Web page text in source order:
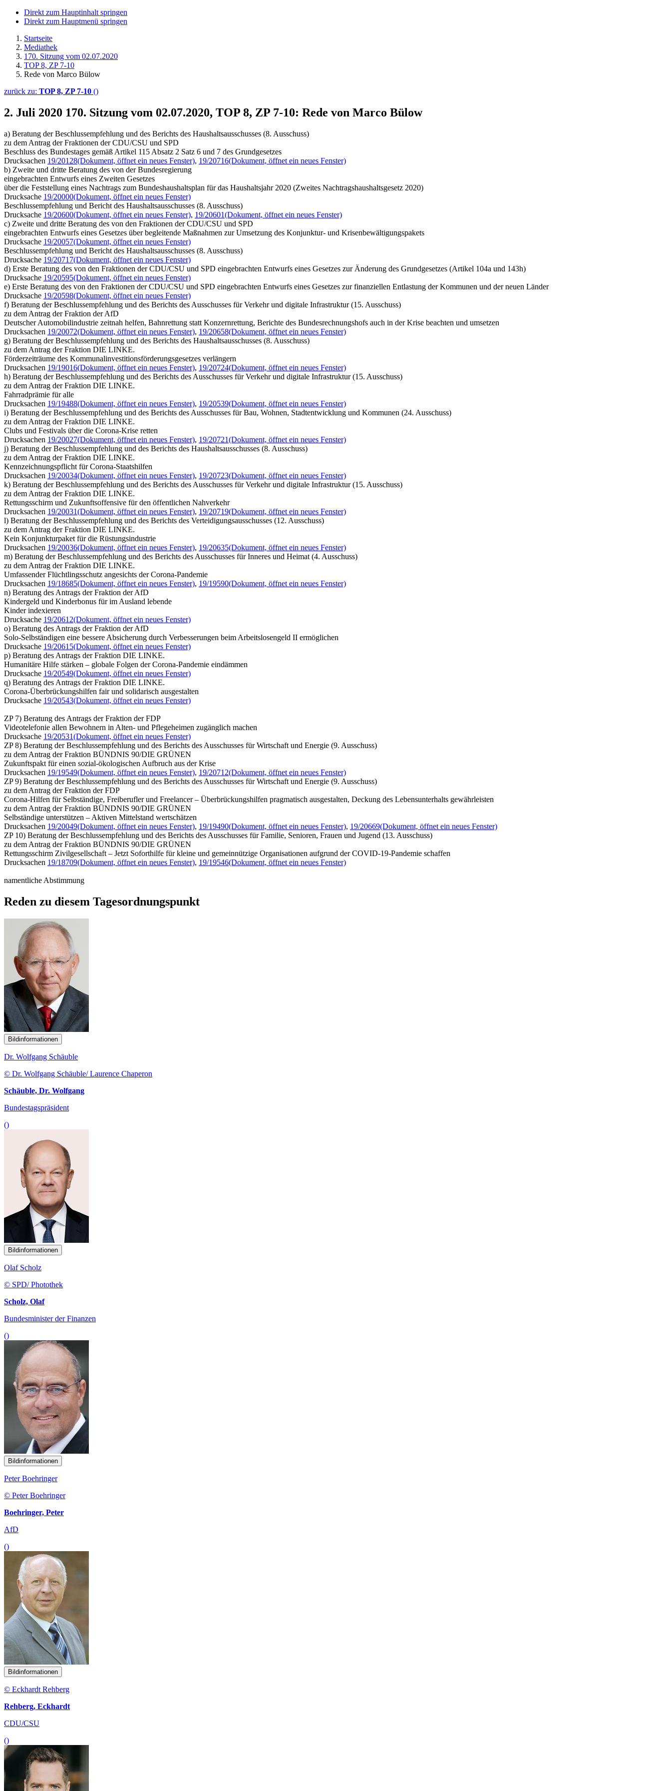
Direkt zum Hauptinhalt springen
Direkt zum Hauptmenü springen
Startseite
Mediathek
170. Sitzung vom 02.07.2020
TOP 8, ZP 7-10
Rede von Marco Bülow
zurück zu: TOP 8, ZP 7-10 ()
2. Juli 2020 170. Sitzung vom 02.07.2020, TOP 8, ZP 7-10: Rede von Marco Bülow
a) Beratung der Beschlussempfehlung und des Berichts des Haushaltsausschusses (8. Ausschuss)
zu dem Antrag der Fraktionen der CDU/CSU und SPD
Beschluss des Bundestages gemäß Artikel 115 Absatz 2 Satz 6 und 7 des Grundgesetzes
Drucksachen 19/20128(Dokument, öffnet ein neues Fenster), 19/20716(Dokument, öffnet ein neues Fenster)
b) Zweite und dritte Beratung des von der Bundesregierung
eingebrachten Entwurfs eines Zweiten Gesetzes
über die Feststellung eines Nachtrags zum Bundeshaushaltsplan für das Haushaltsjahr 2020 (Zweites Nachtragshaushaltsgesetz 2020)
Drucksache 19/20000(Dokument, öffnet ein neues Fenster)
Beschlussempfehlung und Bericht des Haushaltsausschusses (8. Ausschuss)
Drucksache 19/20600(Dokument, öffnet ein neues Fenster), 19/20601(Dokument, öffnet ein neues Fenster)
c) Zweite und dritte Beratung des von den Fraktionen der CDU/CSU und SPD
eingebrachten Entwurfs eines Gesetzes über begleitende Maßnahmen zur Umsetzung des Konjunktur- und Krisenbewältigungspakets
Drucksache 19/20057(Dokument, öffnet ein neues Fenster)
Beschlussempfehlung und Bericht des Haushaltsausschusses (8. Ausschuss)
Drucksache 19/20717(Dokument, öffnet ein neues Fenster)
d) Erste Beratung des von den Fraktionen der CDU/CSU und SPD eingebrachten Entwurfs eines Gesetzes zur Änderung des Grundgesetzes (Artikel 104a und 143h)
Drucksache 19/20595(Dokument, öffnet ein neues Fenster)
e) Erste Beratung des von den Fraktionen der CDU/CSU und SPD eingebrachten Entwurfs eines Gesetzes zur finanziellen Entlastung der Kommunen und der neuen Länder
Drucksache 19/20598(Dokument, öffnet ein neues Fenster)
f) Beratung der Beschlussempfehlung und des Berichts des Ausschusses für Verkehr und digitale Infrastruktur (15. Ausschuss)
zu dem Antrag der Fraktion der AfD
Deutscher Automobilindustrie zeitnah helfen, Bahnrettung statt Konzernrettung, Berichte des Bundesrechnungshofs auch in der Krise beachten und umsetzen
Drucksachen 19/20072(Dokument, öffnet ein neues Fenster), 19/20658(Dokument, öffnet ein neues Fenster)
g) Beratung der Beschlussempfehlung und des Berichts des Haushaltsausschusses (8. Ausschuss)
zu dem Antrag der Fraktion DIE LINKE.
Förderzeiträume des Kommunalinvestitionsförderungsgesetzes verlängern
Drucksachen 19/19016(Dokument, öffnet ein neues Fenster), 19/20724(Dokument, öffnet ein neues Fenster)
h) Beratung der Beschlussempfehlung und des Berichts des Ausschusses für Verkehr und digitale Infrastruktur (15. Ausschuss)
zu dem Antrag der Fraktion DIE LINKE.
Fahrradprämie für alle
Drucksachen 19/19488(Dokument, öffnet ein neues Fenster), 19/20539(Dokument, öffnet ein neues Fenster)
i) Beratung der Beschlussempfehlung und des Berichts des Ausschusses für Bau, Wohnen, Stadtentwicklung und Kommunen (24. Ausschuss)
zu dem Antrag der Fraktion DIE LINKE.
Clubs und Festivals über die Corona-Krise retten
Drucksachen 19/20027(Dokument, öffnet ein neues Fenster), 19/20721(Dokument, öffnet ein neues Fenster)
j) Beratung der Beschlussempfehlung und des Berichts des Haushaltsausschusses (8. Ausschuss)
zu dem Antrag der Fraktion DIE LINKE.
Kennzeichnungspflicht für Corona-Staatshilfen
Drucksachen 19/20034(Dokument, öffnet ein neues Fenster), 19/20723(Dokument, öffnet ein neues Fenster)
k) Beratung der Beschlussempfehlung und des Berichts des Ausschusses für Verkehr und digitale Infrastruktur (15. Ausschuss)
zu dem Antrag der Fraktion DIE LINKE.
Rettungsschirm und Zukunftsoffensive für den öffentlichen Nahverkehr
Drucksachen 19/20031(Dokument, öffnet ein neues Fenster), 19/20719(Dokument, öffnet ein neues Fenster)
l) Beratung der Beschlussempfehlung und des Berichts des Verteidigungsausschusses (12. Ausschuss)
zu dem Antrag der Fraktion DIE LINKE.
Kein Konjunkturpaket für die Rüstungsindustrie
Drucksachen 19/20036(Dokument, öffnet ein neues Fenster), 19/20635(Dokument, öffnet ein neues Fenster)
m) Beratung der Beschlussempfehlung und des Berichts des Ausschusses für Inneres und Heimat (4. Ausschuss)
zu dem Antrag der Fraktion DIE LINKE.
Umfassender Flüchtlingsschutz angesichts der Corona-Pandemie
Drucksachen 19/18685(Dokument, öffnet ein neues Fenster), 19/19590(Dokument, öffnet ein neues Fenster)
n) Beratung des Antrags der Fraktion der AfD
Kindergeld und Kinderbonus für im Ausland lebende
Kinder indexieren
Drucksache 19/20612(Dokument, öffnet ein neues Fenster)
o) Beratung des Antrags der Fraktion der AfD
Solo-Selbständigen eine bessere Absicherung durch Verbesserungen beim Arbeitslosengeld II ermöglichen
Drucksache 19/20615(Dokument, öffnet ein neues Fenster)
p) Beratung des Antrags der Fraktion DIE LINKE.
Humanitäre Hilfe stärken – globale Folgen der Corona-Pandemie eindämmen
Drucksache 19/20549(Dokument, öffnet ein neues Fenster)
q) Beratung des Antrags der Fraktion DIE LINKE.
Corona-Überbrückungshilfen fair und solidarisch ausgestalten
Drucksache 19/20543(Dokument, öffnet ein neues Fenster)
ZP 7) Beratung des Antrags der Fraktion der FDP
Videotelefonie allen Bewohnern in Alten- und Pflegeheimen zugänglich machen
Drucksache 19/20531(Dokument, öffnet ein neues Fenster)
ZP 8) Beratung der Beschlussempfehlung und des Berichts des Ausschusses für Wirtschaft und Energie (9. Ausschuss)
zu dem Antrag der Fraktion BÜNDNIS 90/DIE GRÜNEN
Zukunftspakt für einen sozial-ökologischen Aufbruch aus der Krise
Drucksachen 19/19549(Dokument, öffnet ein neues Fenster), 19/20712(Dokument, öffnet ein neues Fenster)
ZP 9) Beratung der Beschlussempfehlung und des Berichts des Ausschusses für Wirtschaft und Energie (9. Ausschuss)
zu dem Antrag der Fraktion der FDP
Corona-Hilfen für Selbständige, Freiberufler und Freelancer – Überbrückungshilfen pragmatisch ausgestalten, Deckung des Lebensunterhalts gewährleisten
zu dem Antrag der Fraktion BÜNDNIS 90/DIE GRÜNEN
Selbständige unterstützen – Aktiven Mittelstand wertschätzen
Drucksachen 19/20049(Dokument, öffnet ein neues Fenster), 19/19490(Dokument, öffnet ein neues Fenster), 19/20669(Dokument, öffnet ein neues Fenster)
ZP 10) Beratung der Beschlussempfehlung und des Berichts des Ausschusses für Familie, Senioren, Frauen und Jugend (13. Ausschuss)
zu dem Antrag der Fraktion BÜNDNIS 90/DIE GRÜNEN
Rettungsschirm Zivilgesellschaft – Jetzt Soforthilfe für kleine und gemeinnützige Organisationen aufgrund der COVID-19-Pandemie schaffen
Drucksachen 19/18709(Dokument, öffnet ein neues Fenster), 19/19546(Dokument, öffnet ein neues Fenster)
namentliche Abstimmung
Reden zu diesem Tagesordnungspunkt
Bildinformationen
Dr. Wolfgang Schäuble
© Dr. Wolfgang Schäuble/ Laurence Chaperon
Schäuble, Dr. Wolfgang
Bundestagspräsident
()
Bildinformationen
Olaf Scholz
© SPD/ Photothek
Scholz, Olaf
Bundesminister der Finanzen
()
Bildinformationen
Peter Boehringer
© Peter Boehringer
Boehringer, Peter
AfD
()
Bildinformationen
© Eckhardt Rehberg
Rehberg, Eckhardt
CDU/CSU
()